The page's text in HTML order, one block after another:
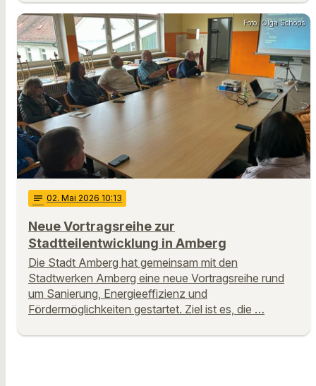
Foto: Olga Schöps
notes 02. Mai 2026 10:13
Neue Vortragsreihe zur
Stadtteilentwicklung in Amberg
Die Stadt Amberg hat gemeinsam mit den
Stadtwerken Amberg eine neue Vortragsreihe rund
um Sanierung, Energieeffizienz und
Fördermöglichkeiten gestartet. Ziel ist es, die …